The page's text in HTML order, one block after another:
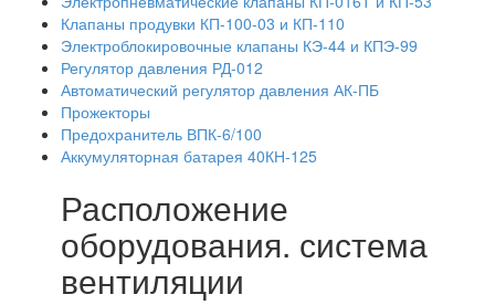
Клапаны продувки КП-100-03 и КП-110
Электроблокировочные клапаны КЭ-44 и КПЭ-99
Регулятор давления РД-012
Автоматический регулятор давления АК-ПБ
Прожекторы
Предохранитель ВПК-6/100
Аккумуляторная батарея 40КН-125
Расположение
оборудования. система
вентиляции